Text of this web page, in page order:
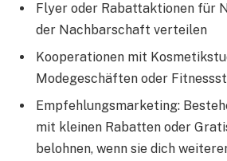
Flyer oder Rabattaktionen für
der Nachbarschaft verteilen
Kooperationen mit
Modegeschäften oder
Empfehlungsmarketing:
mit kleinen Rabatten oder
belohnen, wenn sie dich